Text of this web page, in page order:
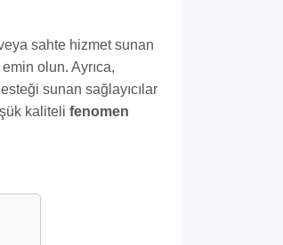
sahte hizmet sunan
olun. Ayrıca,
sunan sağlayıcılar
kaliteli fenomen